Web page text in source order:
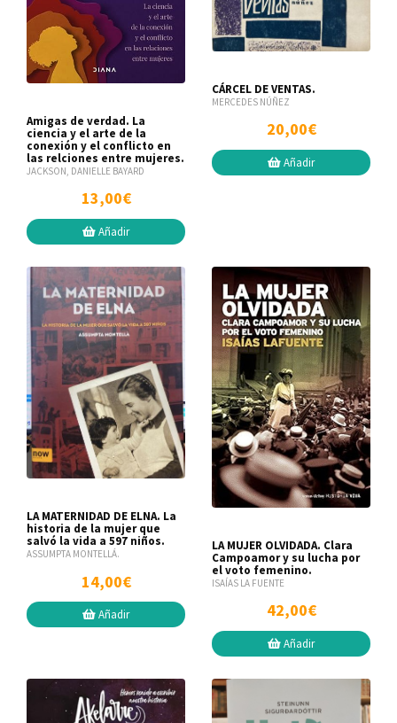
Amigas de verdad. La
ciencia y el arte de la
conexión y el conflicto en
las relciones entre mujeres.
JACKSON, DANIELLE BAYARD
13,00€
Añadir
CÁRCEL DE VENTAS.
MERCEDES NÚÑEZ
20,00€
Añadir
LA MATERNIDAD DE ELNA. La
historia de la mujer que
salvó la vida a 597 niños.
ASSUMPTA MONTELLÁ.
14,00€
Añadir
LA MUJER OLVIDADA. Clara
Campoamor y su lucha por
el voto femenino.
ISAÍAS LA FUENTE
42,00€
Añadir